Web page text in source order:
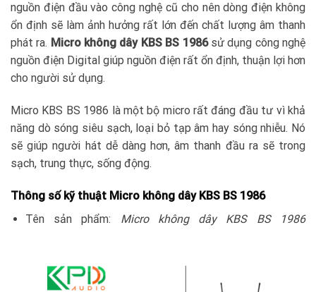
nguồn điện đầu vào công nghệ cũ cho nên dòng điện không
ổn định sẽ làm ảnh hưởng rất lớn đến chất lượng âm thanh
phát ra. Micro không dây KBS BS 1986sử dụng công nghệ
nguồn điện Digital giúp nguồn điện rất ổn định, thuận lợi hơn
cho người sử dụng.
Micro KBS BS 1986 là một bộ micro rất đáng đầu tư vì khả
năng dò sóng siêu sạch, loại bỏ tạp âm hay sóng nhiễu. Nó
sẽ giúp người hát dễ dàng hơn, âm thanh đầu ra sẽ trong
sạch, trung thực, sống động.
Thông số kỹ thuật Micro không dây KBS BS 1986
Tên sản phẩm: Micro không dây KBS BS 1986